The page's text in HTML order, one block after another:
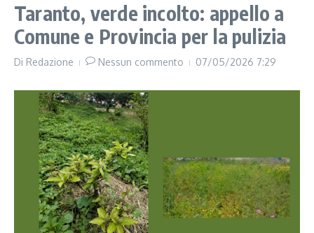
Taranto, verde incolto: appello a
Comune e Provincia per la pulizia
Di Redazione Nessun commento 07/05/2026 7:29